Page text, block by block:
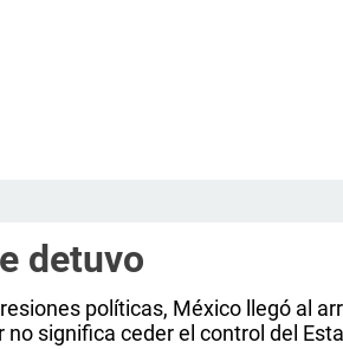
detuvo
políticas, México llegó al
significa ceder el control del